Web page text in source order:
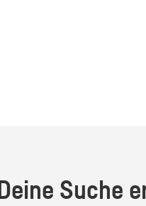
Deine Suche